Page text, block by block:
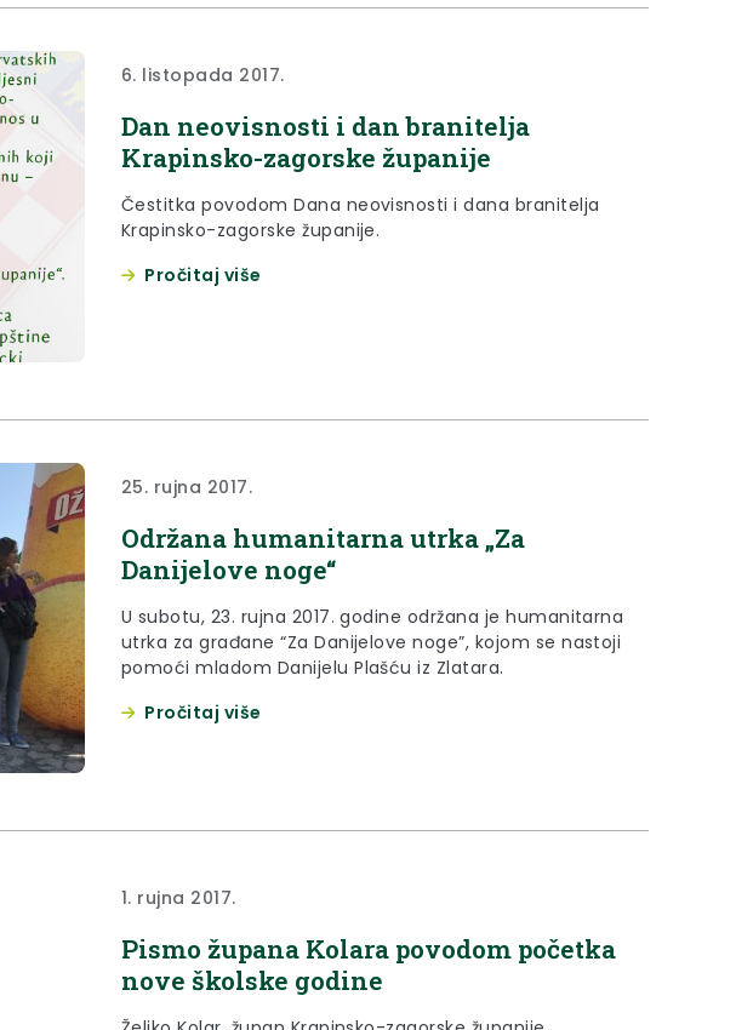
6. listopada 2017.
Dan neovisnosti i dan branitelja
Krapinsko-zagorske županije
Čestitka povodom Dana neovisnosti i dana branitelja
Krapinsko-zagorske županije.
Pročitaj više
25. rujna 2017.
Održana humanitarna utrka „Za
Danijelove noge“
U subotu, 23. rujna 2017. godine održana je humanitarna
utrka za građane “Za Danijelove noge”, kojom se nastoji
pomoći mladom Danijelu Plašću iz Zlatara.
Pročitaj više
1. rujna 2017.
Pismo župana Kolara povodom početka
nove školske godine